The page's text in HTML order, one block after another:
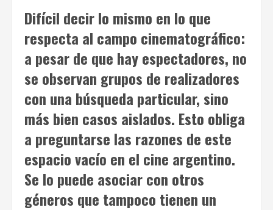
Difícil decir lo mismo en lo que
respecta al campo cinematográfico:
a pesar de que hay espectadores, no
se observan grupos de realizadores
con una búsqueda particular, sino
más bien casos aislados. Esto obliga
a preguntarse las razones de este
espacio vacío en el cine argentino.
Se lo puede asociar con otros
géneros que tampoco tienen un